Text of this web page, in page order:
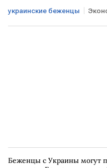
украинские беженцы
ЧЕХИЯ работа
Беженцы с Украины могут